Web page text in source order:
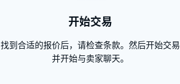
开始交易
找到合适的报价后，请检查条款。然后开始交易
并开始与卖家聊天。